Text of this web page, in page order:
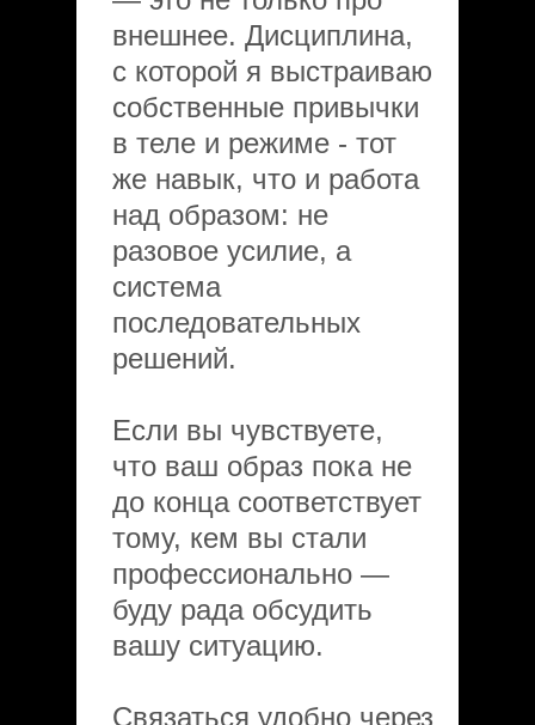
внешнее. Дисциплина,
с которой я выстраиваю
собственные привычки
в теле и режиме - тот
же навык, что и работа
над образом: не
разовое усилие, а
система
последовательных
решений.
Если вы чувствуете,
что ваш образ пока не
до конца соответствует
тому, кем вы стали
профессионально —
буду рада обсудить
вашу ситуацию.
Связаться удобно через